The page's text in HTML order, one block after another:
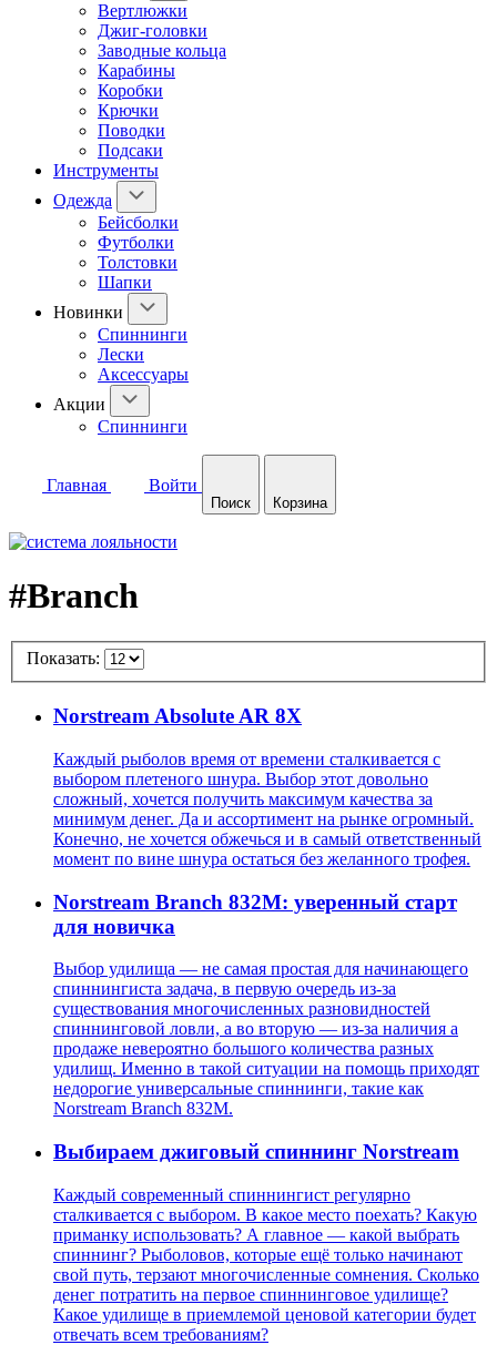
Вертлюжки
Джиг-головки
Заводные кольца
Карабины
Коробки
Крючки
Поводки
Подсаки
Инструменты
Одежда
Бейсболки
Футболки
Толстовки
Шапки
Новинки
Спиннинги
Лески
Аксессуары
Акции
Спиннинги
Главная Войти
Поиск Корзина
#Branch
Показать:
Norstream Absolute AR 8X
Каждый рыболов время от времени сталкивается с
выбором плетеного шнура. Выбор этот довольно
сложный, хочется получить максимум качества за
минимум денег. Да и ассортимент на рынке огромный.
Конечно, не хочется обжечься и в самый ответственный
момент по вине шнура остаться без желанного трофея.
Norstream Branch 832M: уверенный старт
для новичка
Выбор удилища — не самая простая для начинающего
спиннингиста задача, в первую очередь из-за
существования многочисленных разновидностей
спиннинговой ловли, а во вторую — из-за наличия а
продаже невероятно большого количества разных
удилищ. Именно в такой ситуации на помощь приходят
недорогие универсальные спиннинги, такие как
Norstream Branch 832M.
Выбираем джиговый спиннинг Norstream
Каждый современный спиннингист регулярно
сталкивается с выбором. В какое место поехать? Какую
приманку использовать? А главное — какой выбрать
спиннинг? Рыболовов, которые ещё только начинают
свой путь, терзают многочисленные сомнения. Сколько
денег потратить на первое спиннинговое удилище?
Какое удилище в приемлемой ценовой категории будет
отвечать всем требованиям?